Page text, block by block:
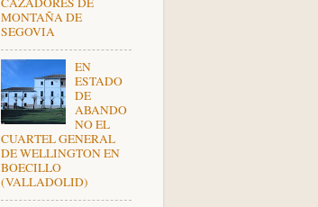
MONTAÑA DE
SEGOVIA
EN
ESTADO
DE
ABANDO
NO EL
CUARTEL GENERAL
DE WELLINGTON EN
BOECILLO
(VALLADOLID)